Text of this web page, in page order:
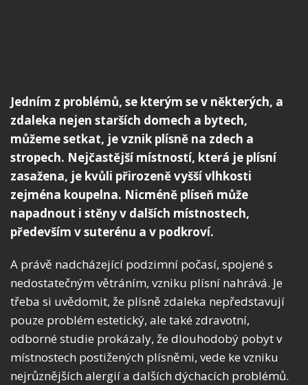
Jedním z problémů, se kterým se v některých, a
zdaleka nejen starších domech a bytech,
můžeme setkat, je vznik plísně na zdech a
stropech. Nejčastější místností, která je plísní
zasažena, je kvůli přirozeně vyšší vlhkosti
zejména koupelna. Nicméně plíseň může
napadnout i stěny v dalších místnostech,
především v suterénu a v podkroví.
A právě nadcházející podzimní počasí, spojené s
nedostatečným větráním, vzniku plísní nahrává. Je
třeba si uvědomit, že plísně zdaleka nepředstavují
pouze problém estetický, ale také zdravotní,
odborné studie prokázaly, že dlouhodobý pobyt v
místnostech postižených plísněmi, vede ke vzniku
nejrůznějších alergií a dalších dýchacích problémů.